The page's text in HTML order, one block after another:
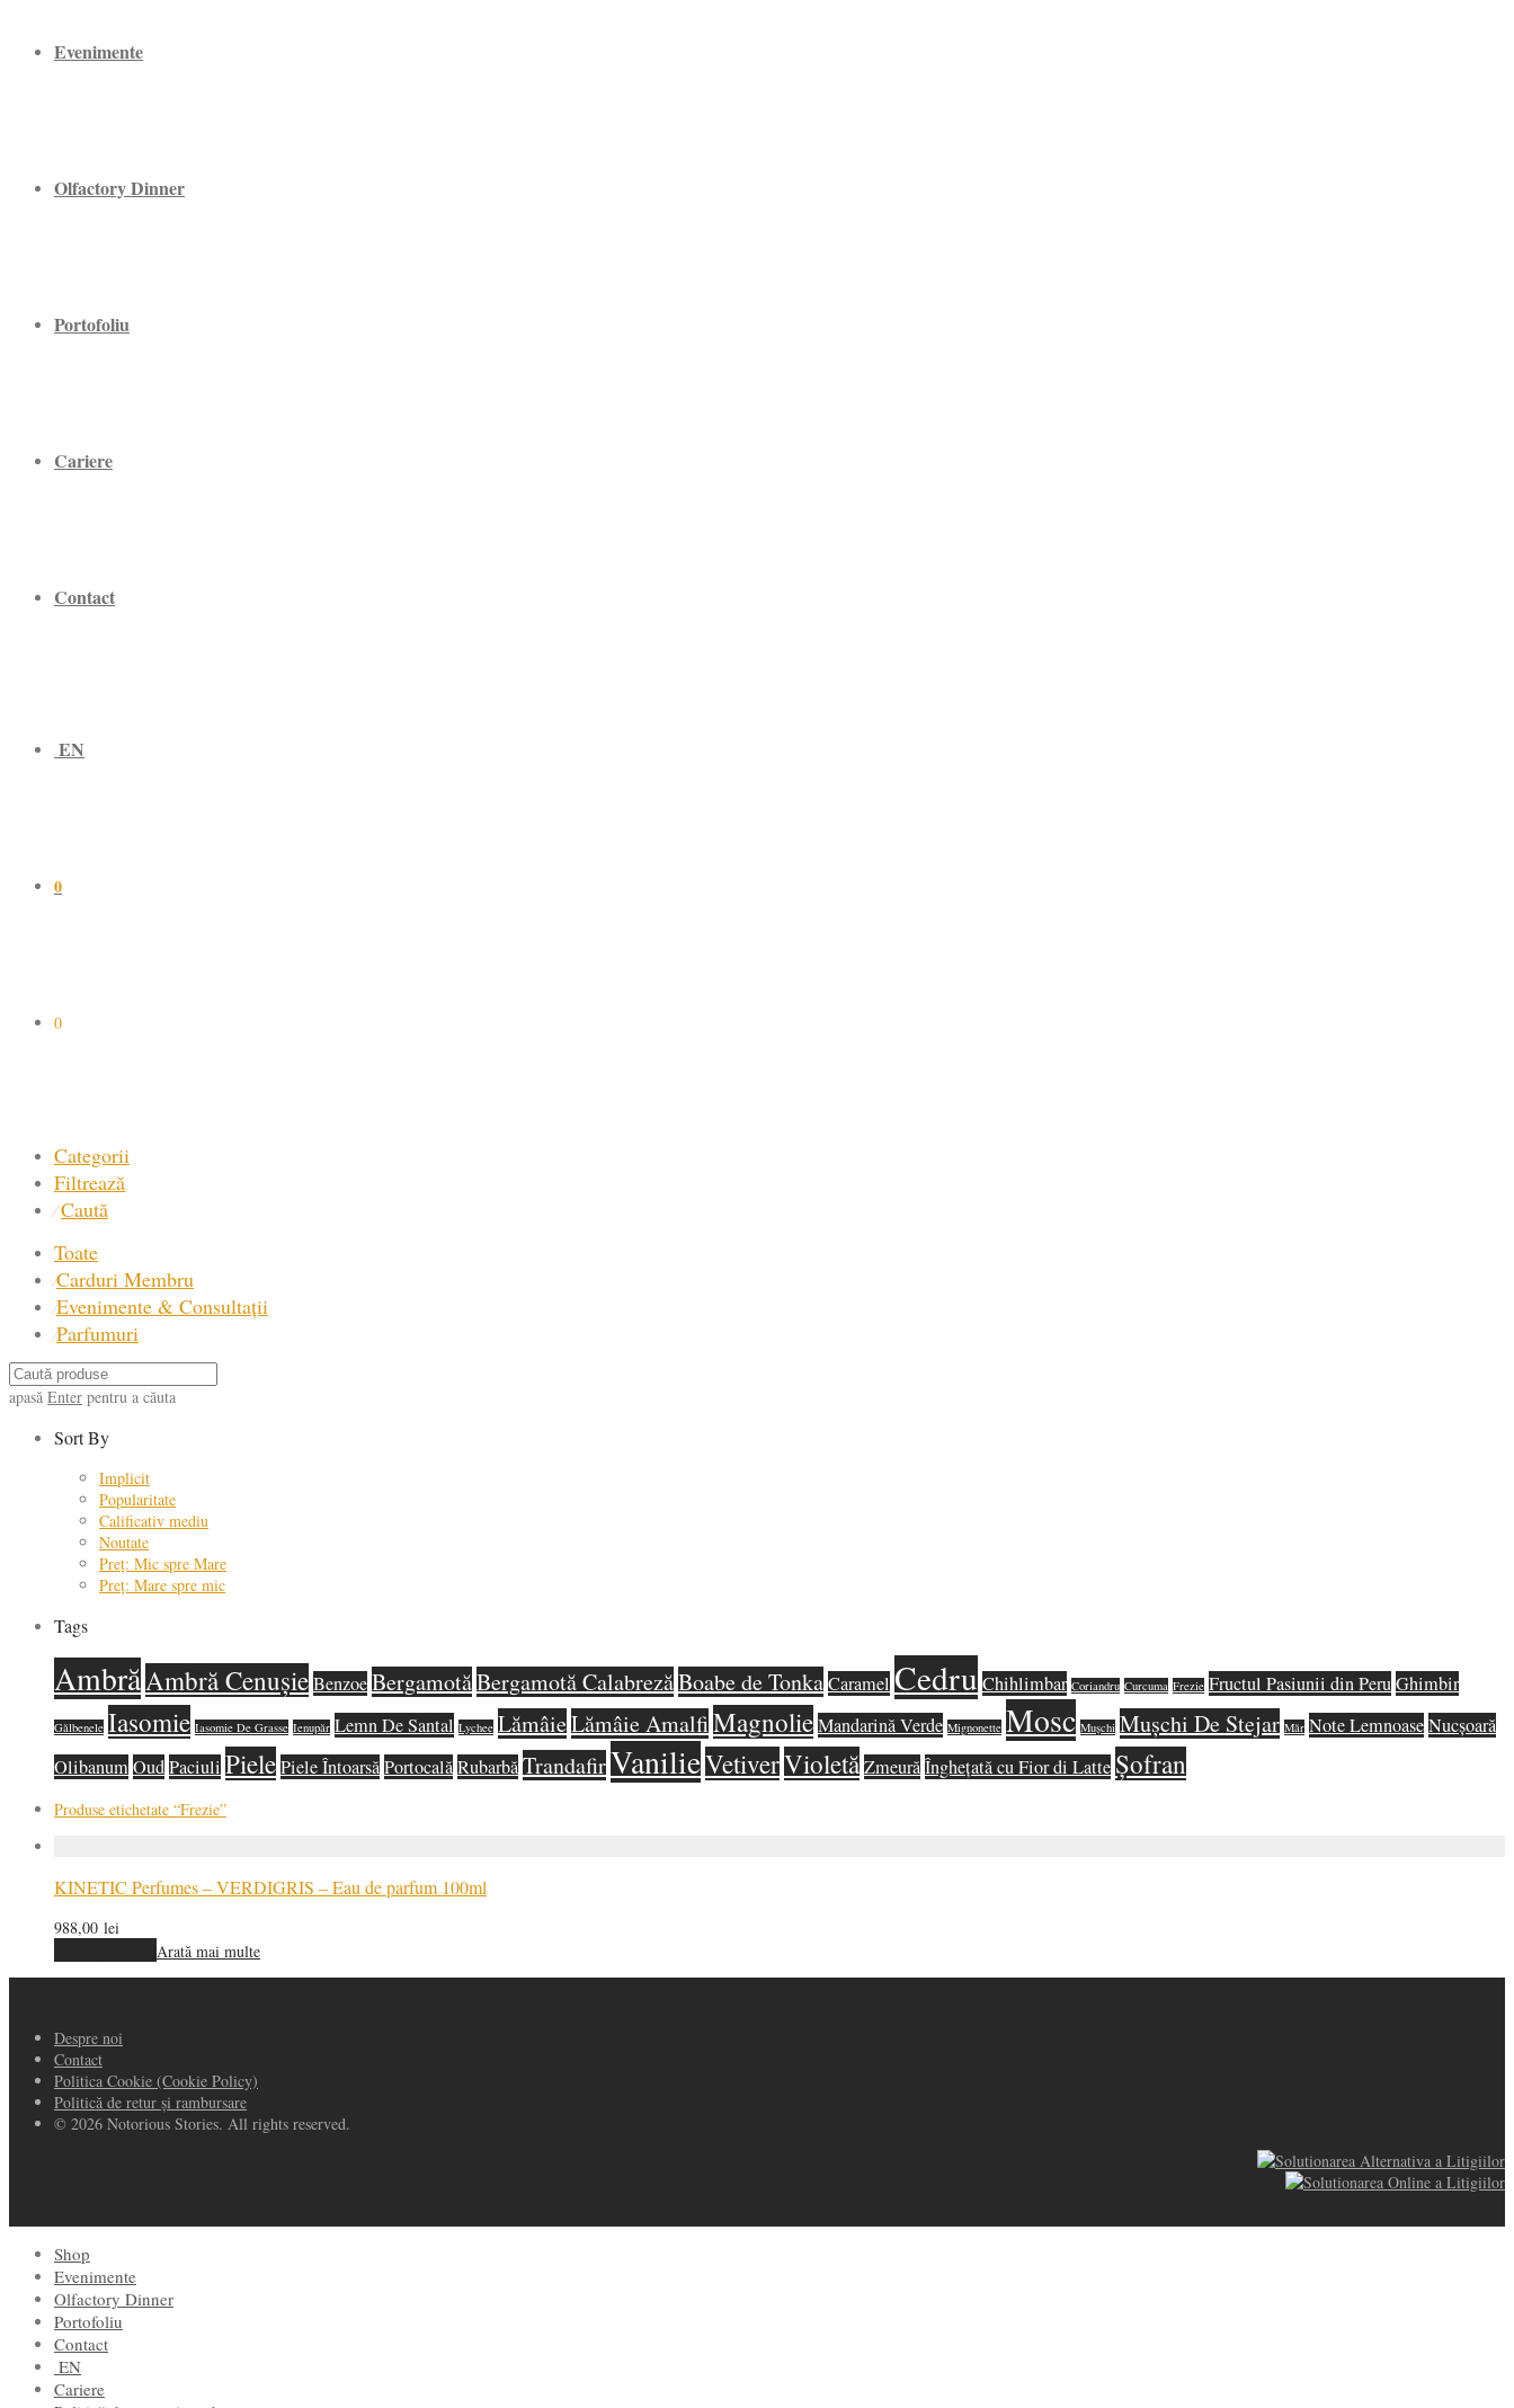
Evenimente
Olfactory Dinner
Portofoliu
Cariere
Contact
EN
0
0
Categorii
Filtrează
⁄ Caută
Toate
⁄Carduri Membru
⁄Evenimente & Consultații
⁄Parfumuri
apasă Enter pentru a căuta
Sort By
Implicit
Popularitate
Calificativ mediu
Noutate
Preț: Mic spre Mare
Preț: Mare spre mic
Tags
AmbrăAmbră CenușieBenzoeBergamotăBergamotă CalabrezăBoabe de TonkaCaramel Cedru Chihlimbar Coriandru Curcuma Frezie Fructul Pasiunii din PeruGhimbir
Gălbenele Iasomie Iasomie De Grasse Ienupăr Lemn De Santal Lychee LămâieLămâie AmalfiMagnolieMandarină Verde Mignonette Mosc Mușchi Mușchi De Stejar Măr Note LemnoaseNucșoară
OlibanumOudPaciuli PielePiele ÎntoarsăPortocalăRubarbăTrandafirVanilieVetiverVioletăZmeurăÎnghețată cu Fior di Latte Șofran
Produse etichetate “Frezie”
KINETIC Perfumes – VERDIGRIS – Eau de parfum 100ml
988,00 lei
Arată mai multe
Despre noi
Contact
Politica Cookie (Cookie Policy)
Politică de retur și rambursare
© 2026 Notorious Stories. All rights reserved.
Shop
Evenimente
Olfactory Dinner
Portofoliu
Contact
EN
Cariere